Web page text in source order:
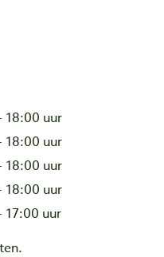
18:00 uur
18:00 uur
18:00 uur
18:00 uur
17:00 uur